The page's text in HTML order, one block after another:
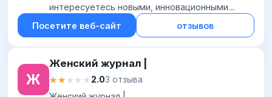
интересуетесь новыми, инновационными
продуктами, СМИ и рекламой? Мы, команда
института рыночных исследований Untiedt
Посетите веб-сайт отзывов
Ж
Женский журнал |
★★★★★
★★★★★2.03 отзыва